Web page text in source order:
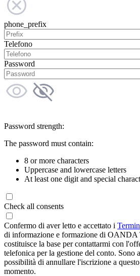
phone_prefix
Telefono
Password
Password strength:
The password must contain:
8 or more characters
Uppercase and lowercase letters
At least one digit and special
Check all consents
Confermo di aver letto e accettato i
di informazione e formazione di
costituisce la base per contattarmi con
telefonica per la gestione del conto. Sono
possibilità di annullare l'iscrizione a
momento.